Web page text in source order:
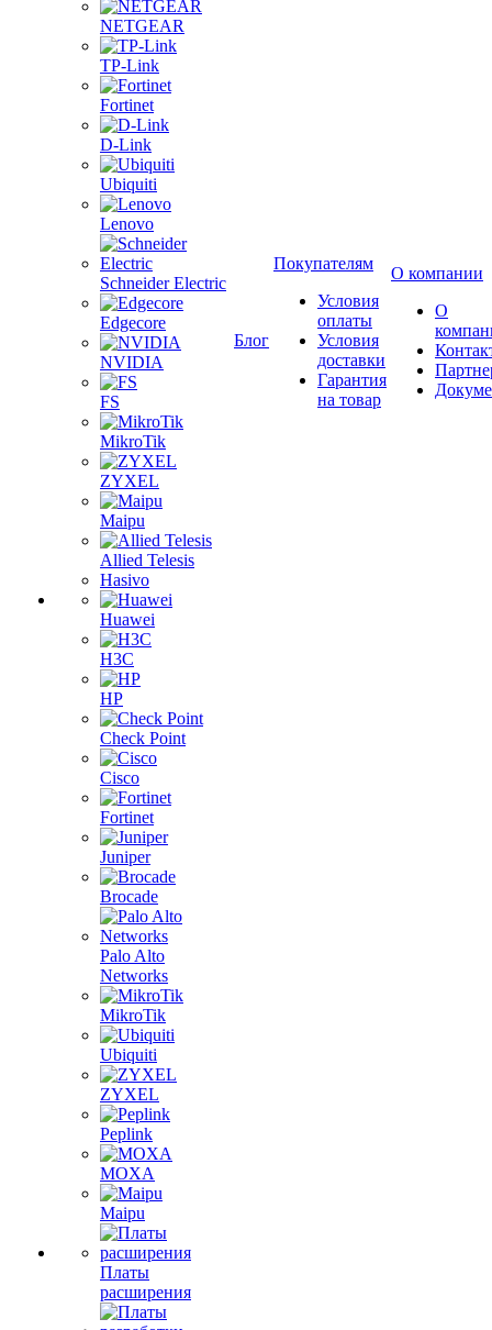
NETGEAR
TP-Link
Fortinet
D-Link
Ubiquiti
Lenovo
Schneider Electric
Edgecore
NVIDIA
FS
MikroTik
ZYXEL
Maipu
Allied Telesis
Hasivo
Huawei
H3C
HP
Check Point
Cisco
Fortinet
Juniper
Brocade
Palo Alto
Networks
MikroTik
Ubiquiti
ZYXEL
Peplink
MOXA
Maipu
Платы
расширения
Блог
Покупателям
Условия
оплаты
Условия
доставки
Гарантия
на товар
О компании
О